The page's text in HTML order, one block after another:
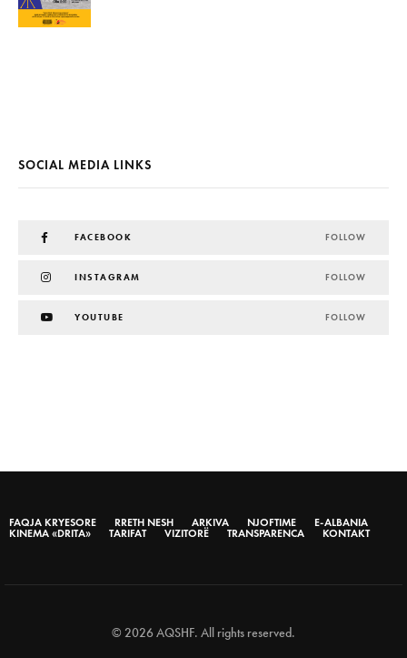
SOCIAL MEDIA LINKS
FACEBOOK FOLLOW
INSTAGRAM FOLLOW
YOUTUBE FOLLOW
FAQJA KRYESORE RRETH NESH ARKIVA NJOFTIME
E-ALBANIA
KINEMA «DRITA»
TARIFAT VIZITORË TRANSPARENCA KONTAKT
© 2026 AQSHF. All rights reserved.